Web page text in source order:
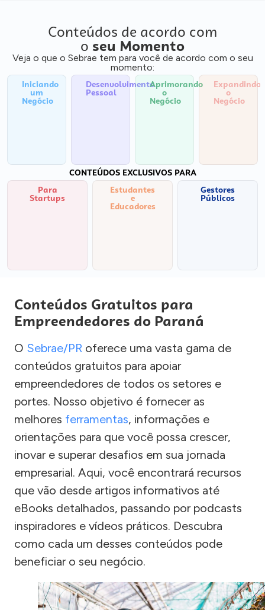
Conteúdos de acordo com
o seu Momento
Veja o que o Sebrae tem para você de acordo com o seu
momento:
Iniciando
um
Negócio
Desenvolvimento
Pessoal
Aprimorando
o
Negócio
Expandindo
o
Negócio
CONTEÚDOS EXCLUSIVOS PARA
Para
Startups
Estudantes
e
Educadores
Gestores
Públicos
Conteúdos Gratuitos para
Empreendedores do Paraná
O Sebrae/PR oferece uma vasta gama de
conteúdos gratuitos para apoiar
empreendedores de todos os setores e
portes. Nosso objetivo é fornecer as
melhores ferramentas, informações e
orientações para que você possa crescer,
inovar e superar desafios em sua jornada
empresarial. Aqui, você encontrará recursos
que vão desde artigos informativos até
eBooks detalhados, passando por podcasts
inspiradores e vídeos práticos. Descubra
como cada um desses conteúdos pode
beneficiar o seu negócio.